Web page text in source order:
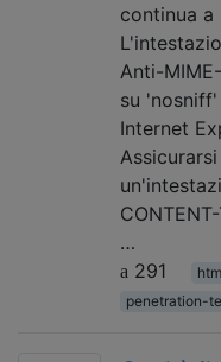
continua a
Anti-
su
Internet
…
291
penetration-